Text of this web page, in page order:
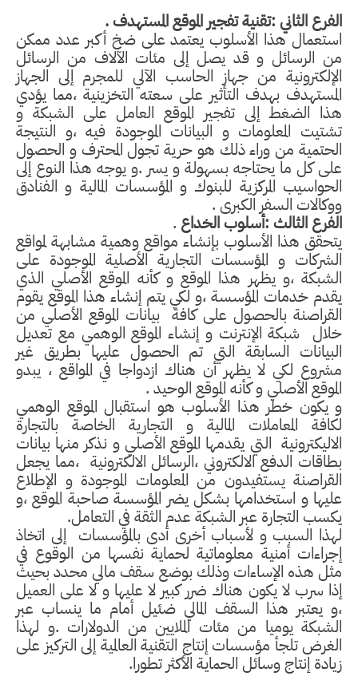
الفرع الثاني :تقنية تفجير الموقع المستهدف .
استعمال هذا الأسلوب يعتمد على ضخ أكبر عدد ممكن
من الرسائل و قد يصل إلى مئات الآلاف من الرسائل
الإلكترونية من جهاز الحاسب الآلي للمجرم إلى الجهاز
المستهدف بهدف التأثير على سعته التخزينية ،مما يؤدي
هذا الضغط إلى تفجير الموقع العامل على الشبكة و
تشتيت المعلومات و البيانات الموجودة فيه ،و النتيجة
الحتمية من وراء ذلك هو حرية تجول المحترف و الحصول
على كل ما يحتاجه بسهولة و يسر .و يوجه هذا النوع إلى
الحواسيب المركزية للبنوك و المؤسسات المالية و الفنادق
ووكالات السفر الكبرى .
الفرع الثالث :أسلوب الخداع .
يتحقق هذا الأسلوب بإنشاء مواقع وهمية مشابهة لمواقع
الشركات و المؤسسات التجارية الأصلية الموجودة على
الشبكة ،و يظهر هذا الموقع و كأنه الموقع الأصلي الذي
يقدم خدمات المؤسسة ،و لكي يتم إنشاء هذا الموقع يقوم
القراصنة بالحصول على كافة بيانات الموقع الأصلي من
خلال شبكة الإنترنت و إنشاء الموقع الوهمي مع تعديل
البيانات السابقة التي تم الحصول عليها بطريق غير
مشروع لكي لا يظهر أن هناك ازدواجا في المواقع ، يبدو
الموقع الأصلي و كأنه الموقع الوحيد .
و يكون خطر هذا الأسلوب هو استقبال الموقع الوهمي
لكافة المعاملات المالية و التجارية الخاصة بالتجارة
الاليكترونية التي يقدمها الموقع الأصلي و نذكر منها بيانات
بطاقات الدفع الالكتروني ،الرسائل الالكترونية ،مما يجعل
القراصنة يستفيدون من المعلومات الموجودة و الإطلاع
عليها و استخدامها بشكل يضر المؤسسة صاحبة الموقع ،و
يكسب التجارة عبر الشبكة عدم الثقة في التعامل.
لهذا السبب و لأسباب أخرى أدى بالمؤسسات إلى اتخاذ
إجراءات أمنية معلوماتية لحماية نفسها من الوقوع في
مثل هذه الإساءات وذلك بوضع سقف مالي محدد بحيث
إذا سرب لا يكون هناك ضرر كبير لا عليها و لا على العميل
،و يعتبر هذا السقف المالي ضئيل أمام ما ينساب عبر
الشبكة يوميا من مئات الملايين من الدولارات .و لهذا
الغرض تلجأ مؤسسات إنتاج التقنية العالمية إلى التركيز على
زيادة إنتاج وسائل الحماية الأكثر تطورا.